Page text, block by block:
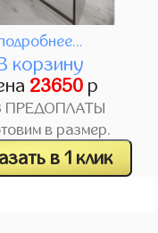
корзину
23650 р
ПРЕДОПЛАТЫ
в размер.
в 1 клик